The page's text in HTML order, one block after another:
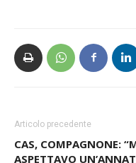
Articolo precedente
CAS, COMPAGNONE:
ASPETTAVO